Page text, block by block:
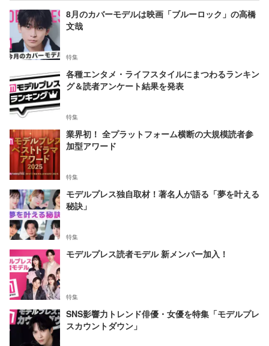
8月のカバーモデルは映画「ブルーロック」の高橋
文哉
特集
各種エンタメ・ライフスタイルにまつわるランキン
グ＆読者アンケート結果を発表
特集
業界初！ 全プラットフォーム横断の大規模読者参
加型アワード
特集
モデルプレス独自取材！著名人が語る「夢を叶える
秘訣」
特集
モデルプレス読者モデル 新メンバー加入！
特集
SNS影響力トレンド俳優・女優を特集「モデルプレ
スカウントダウン」